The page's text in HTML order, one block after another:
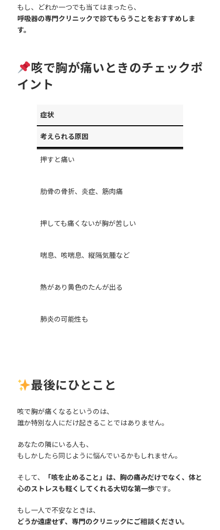
もし、どれか一つでも当てはまったら、
呼吸器の専門クリニックで診てもらうことをおすすめしま
す。
咳で胸が痛いときのチェックポ
イント
症状
考えられる原因
押すと痛い
肋骨の骨折、炎症、筋肉痛
押しても痛くないが胸が苦しい
喘息、咳喘息、縦隔気腫など
熱があり黄色のたんが出る
肺炎の可能性も
最後にひとこと
咳で胸が痛くなるというのは、
誰か特別な人にだけ起きることではありません。
あなたの隣にいる人も、
もしかしたら同じように悩んでいるかもしれません。
そして、
「咳を止めること」は、胸の痛みだけでなく、体と
心のストレスも軽くしてくれる大切な第一歩です。
もし一人で不安なときは、
どうか遠慮せず、専門のクリニックにご相談ください。